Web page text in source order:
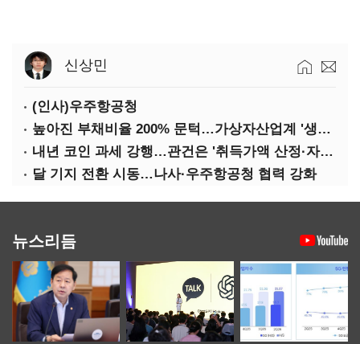
신상민
(인사)우주항공청
높아진 부채비율 200% 문턱…가상자산업계 '생존 시험대'
내년 코인 과세 강행…관건은 '취득가액 산정·자산 이동'
달 기지 전환 시동…나사·우주항공청 협력 강화
뉴스리듬